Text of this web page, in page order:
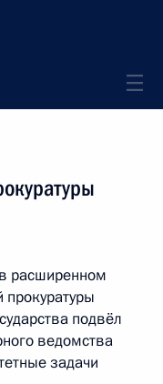
расширенном
прокуратуры
подвёл
ведомства
задачи